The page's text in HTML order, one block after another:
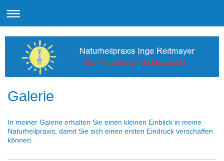
Galerie
In meiner Galerie erhalten Sie einen kleinen Einblick in meine
Naturheilpraxis, damit Sie sich einen ersten Eindruck verschaffen
können.